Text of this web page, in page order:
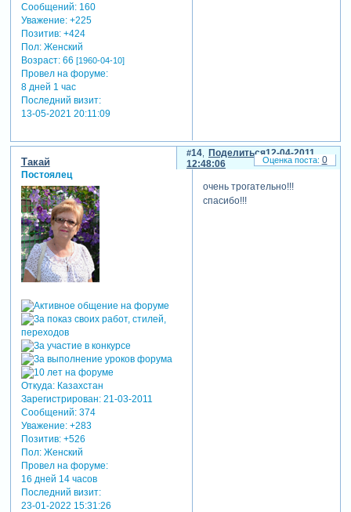
Сообщений:160
Уважение: +225
Позитив: +424
Пол:Женский
Возраст:66 [1960-04-10]
Провел на форуме:
8 дней 1 час
Последний визит:
13-05-2021 20:11:09
Поделиться
14
12-04-2011
12:48:06
Такай
Постоялец
Откуда:Казахстан
Зарегистрирован: 21-03-2011
Сообщений:374
Уважение: +283
Позитив: +526
Пол:Женский
Провел на форуме:
16 дней 14 часов
Последний визит:
23-01-2022 15:31:26
очень трогательно!!!
спасибо!!!
0